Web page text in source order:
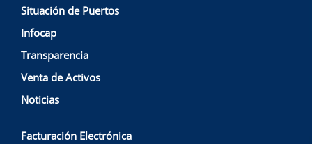
Situación de Puertos
Infocap
Transparencia
Venta de Activos
Noticias
Facturación Electrónica